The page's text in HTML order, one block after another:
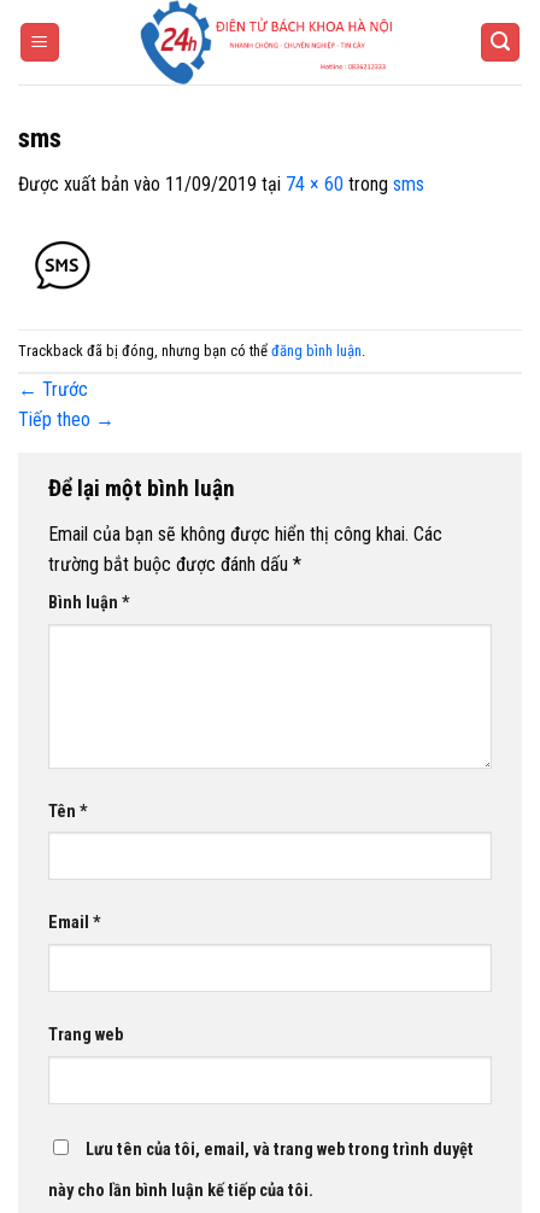
sms
Được xuất bản vào 11/09/2019 tại 74 × 60 trong sms
Trackback đã bị đóng, nhưng bạn có thể đăng bình luận
← Trước
Tiếp theo →
Để lại một bình luận
Email của bạn sẽ không được hiển thị công khai. Các
trường bắt buộc được đánh dấu *
Bình luận *
Tên *
Email *
Trang web
Lưu tên của tôi, email, và trang web trong trình duyệt
này cho lần bình luận kế tiếp của tôi.